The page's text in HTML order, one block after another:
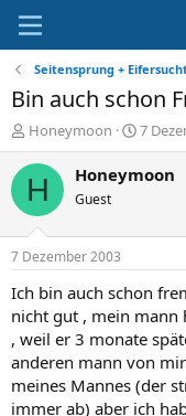
Seitensprung +
Bin auch schon
E
r
s
t
l
e
r
Honeymoon
E
r
s
t
a
7
H Honeymoon
Guest
7 Dezember 2003
Ich bin auch schon
nicht gut , mein mann
, weil er 3 monate
anderen mann von
meines Mannes (der
immer ab) aber ich